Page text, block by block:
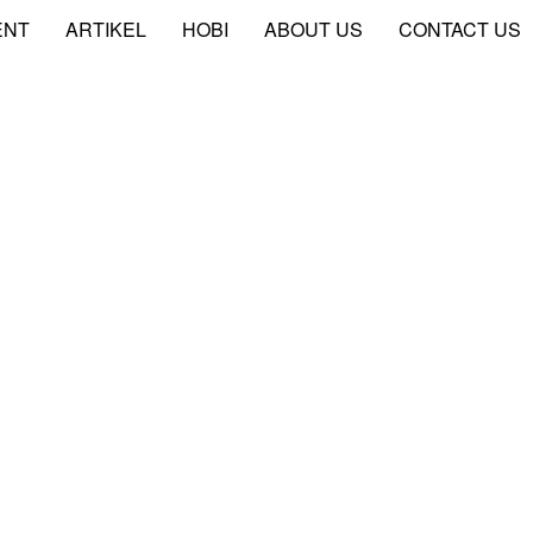
ARTIKEL HOBI ABOUT US CONTACT US